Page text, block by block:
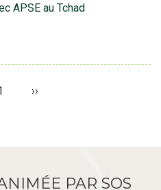
APSE au Tchad
Page
››
PAR SOS